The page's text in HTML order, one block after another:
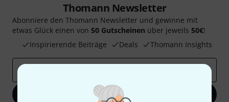
Thomann Newsletter
Abonniere den Thomann Newsletter und gewinne mit
etwas Glück einen von 50 Gutscheinen über jeweils 50€!
Inspirierende Beiträge
Deals Thomann Insights
Jetzt anmelden